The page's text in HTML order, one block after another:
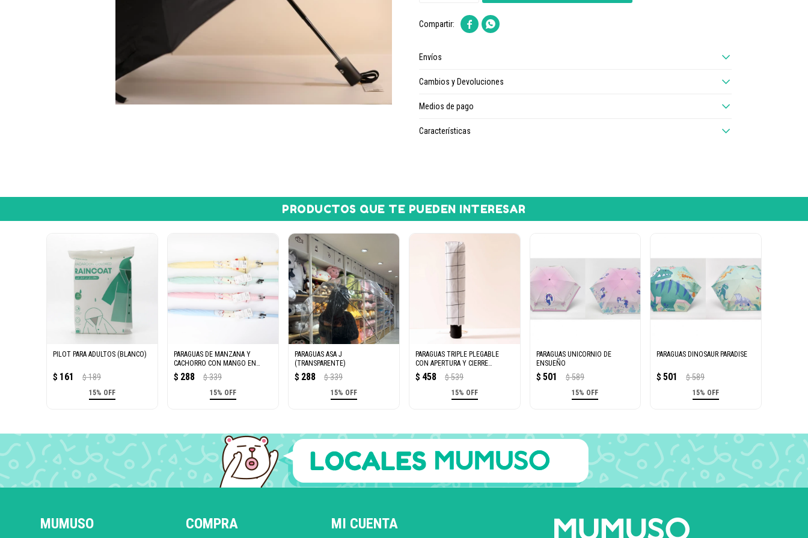
 
Envíos
Cambios y Devoluciones
Medios de pago
Características
PRODUCTOS QUE TE PUEDEN INTERESAR
PILOT PARA ADULTOS (BLANCO)
$ 161 $ 189
15% OFF
PARAGUAS DE MANZANA Y
CACHORRO CON MANGO EN
FORMA DE J
$ 288 $ 339
15% OFF
PARAGUAS ASA J
(TRANSPARENTE)
$ 288 $ 339
15% OFF
PARAGUAS TRIPLE PLEGABLE
CON APERTURA Y CIERRE
AUTOMÁTICO
(CUADRÍCULA/BLANCO)
$ 458 $ 539
15% OFF
PARAGUAS UNICORNIO DE
ENSUEÑO
$ 501 $ 589
15% OFF
PARAGUAS DINOSAUR PARADISE
$ 501 $ 589
15% OFF
MUMUSO COMPRA MI CUENTA